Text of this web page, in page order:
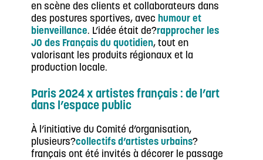
en scène des clients et collaborateurs dans
des postures sportives, avec humour et
bienveillance. L’idée était de?rapprocher les
JO des Français du quotidien, tout en
valorisant les produits régionaux et la
production locale.
Paris 2024 x artistes français : de l’art
dans l’espace public
À l’initiative du Comité d’organisation,
plusieurs?collectifs d’artistes urbains?
français ont été invités à décorer le passage